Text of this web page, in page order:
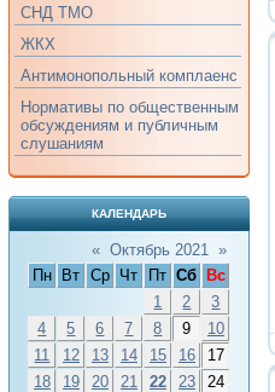
СНД ТМО
ЖКХ
Антимонопольный комплаенс
Нормативы по общественным
обсуждениям и публичным
слушаниям
КАЛЕНДАРЬ
« Октябрь 2021 »
Пн
Вт Ср Чт Пт Сб
Вс
1
2
3
4
5 6 7 8 9
10
11
12 13 14 15 16
17
18
19 20 21 22 23
24